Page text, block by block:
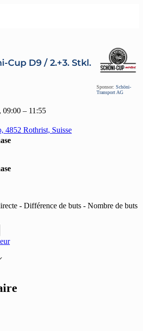
Cup D9 / 2.+3. Stkl.
Sponsor: Schöni-
Transport AG
09:00 – 11:55
4852 Rothrist, Suisse
- Différence de buts - Nombre de buts